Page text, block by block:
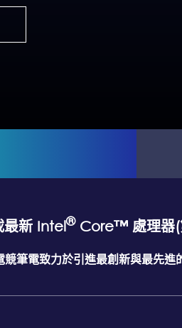
最新 Intel®Core™ 處理器(
競筆電致力於引進最創新與最先進